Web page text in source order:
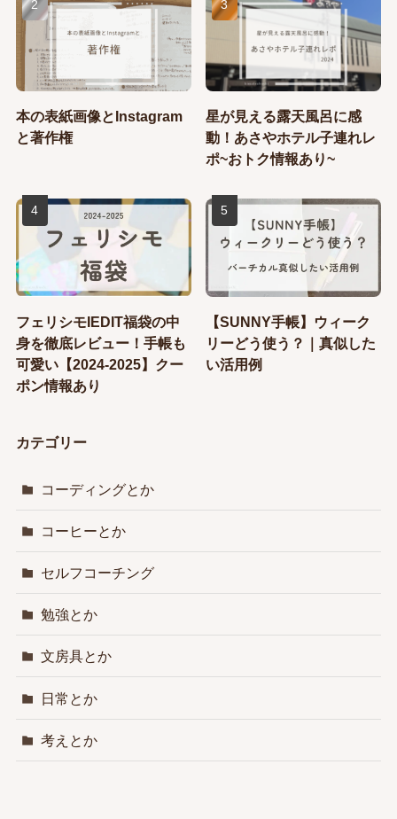
本の表紙画像とInstagram
と著作権
星が見える露天風呂に感
動！あさやホテル子連れレ
ポ~おトク情報あり~
フェリシモIEDIT福袋の中
身を徹底レビュー！手帳も
可愛い【2024-2025】クー
ポン情報あり
【SUNNY手帳】ウィーク
リーどう使う？｜真似した
い活用例
カテゴリー
コーディングとか
コーヒーとか
セルフコーチング
勉強とか
文房具とか
日常とか
考えとか